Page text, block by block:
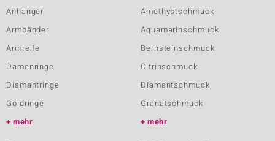
Anhänger
Armbänder
Armreife
Damenringe
Diamantringe
Goldringe
mehr
Amethystschmuck
Aquamarinschmuck
Bernsteinschmuck
Citrinschmuck
Diamantschmuck
Granatschmuck
mehr